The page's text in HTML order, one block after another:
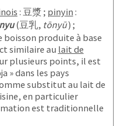
: 豆漿 ; pinyin :
(豆乳, tōnyū) ;
boisson produite à base
similaire au lait de
plusieurs points, il est
» dans les pays
substitut au lait de
en particulier
est traditionnelle